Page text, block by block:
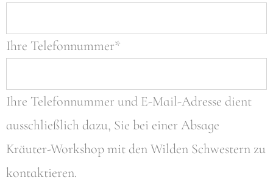
Ihre Telefonnummer*
Ihre Telefonnummer und E-Mail-Adresse dient
ausschließlich dazu, Sie bei einer Absage
Kräuter-Workshop mit den Wilden Schwestern zu
kontaktieren.